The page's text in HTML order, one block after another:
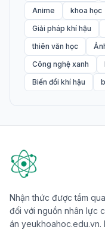
Anime
khoa học
Giải pháp khí hậu
thiên văn học
Công nghệ xanh
Biến đổi khí hậu
Nhận thức được tầm
đối với nguồn nhân lực
án yeukhoahoc.edu.vn.